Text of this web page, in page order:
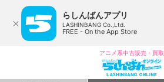
らしんばんアプリ
LASHINBANG Co.,Ltd.
FREE - On the App Store
アニメ系中古販売・買取